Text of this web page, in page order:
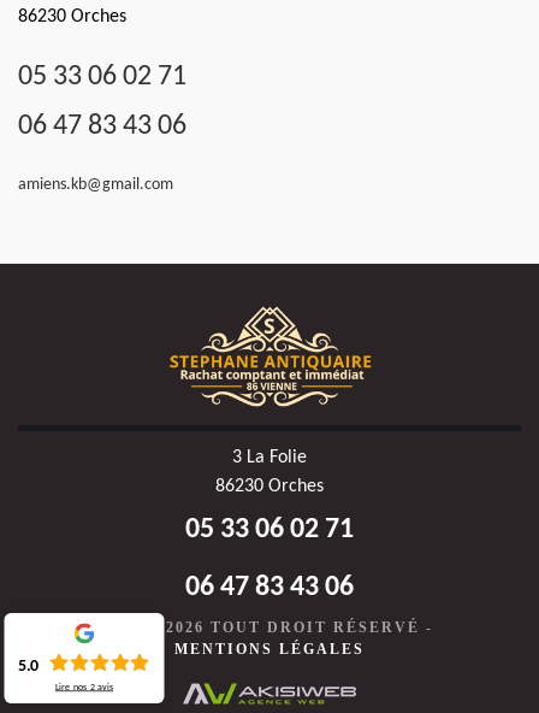
86230 Orches
05 33 06 02 71
06 47 83 43 06
amiens.kb@gmail.com
3 La Folie
86230 Orches
05 33 06 02 71
06 47 83 43 06
©2020-2026 TOUT DROIT RÉSERVÉ -
MENTIONS LÉGALES
5.0
Lire nos 2avis